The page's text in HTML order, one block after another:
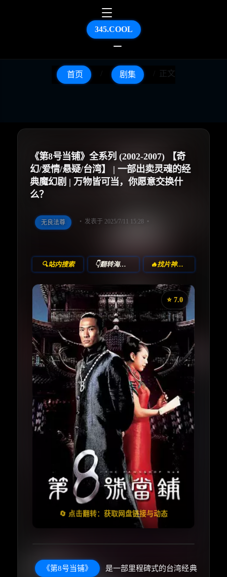
345.COOL
首页 剧集 正文
《第8号当铺》全系列 (2002-2007) 【奇
幻/爱情/悬疑/台湾】 | 一部出卖灵魂的经
典魔幻剧 | 万物皆可当，你愿意交换什
么？
无良法尊 发表于 2025/7/11 15:28
🔍站内搜索 👇翻转海报！ 🔥找片神器🔥
⭐️ 7.0
🔄 点击翻转：获取网盘链接与动态
《第8号当铺》
⭐️ 评分：7.0 | 🎬 2003年
✅ 已完结
夸克网盘
失效请反馈
🧧️
天天领红包
《第8号当铺》
是一部里程碑式的台湾经典